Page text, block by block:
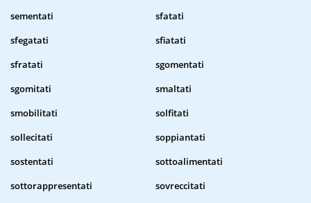
sementati
sfatati
sfegatati
sfiatati
sfratati
sgomentati
sgomitati
smaltati
smobilitati
solfitati
sollecitati
soppiantati
sostentati
sottoalimentati
sottorappresentati
sovreccitati